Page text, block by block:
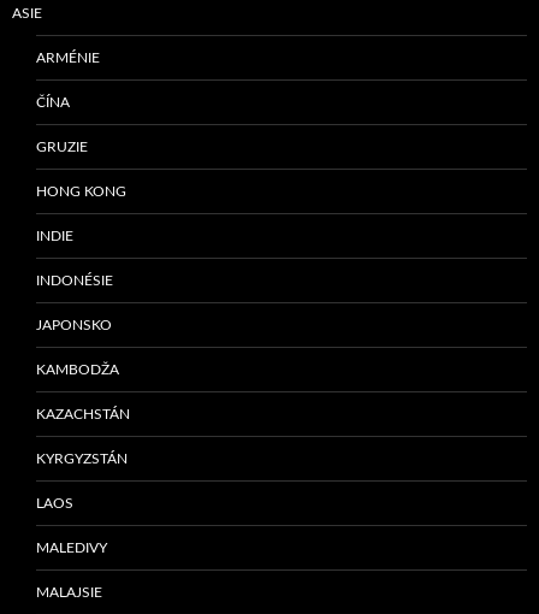
ASIE
ARMÉNIE
ČÍNA
GRUZIE
HONG KONG
INDIE
INDONÉSIE
JAPONSKO
KAMBODŽA
KAZACHSTÁN
KYRGYZSTÁN
LAOS
MALEDIVY
MALAJSIE